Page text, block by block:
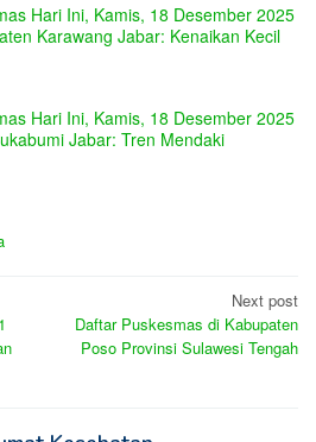
Hari Ini, Kamis, 18 Desember 2025
Karawang Jabar: Kenaikan Kecil
Hari Ini, Kamis, 18 Desember 2025
Jabar: Tren Mendaki
Next post
Daftar Puskesmas di Kabupaten
Poso Provinsi Sulawesi Tengah